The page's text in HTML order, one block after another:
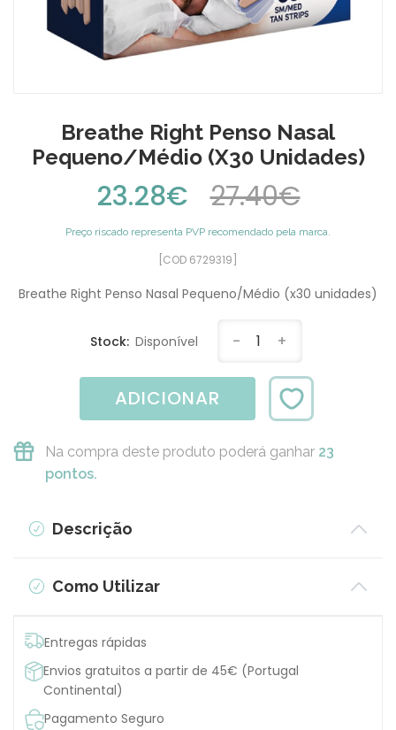
Breathe Right Penso Nasal
Pequeno/Médio (x30 Unidades)
23.28€ 27.40€
Preço riscado representa PVP recomendado pela marca.
[COD 6729319]
Breathe Right Penso Nasal Pequeno/Médio (x30 unidades)
Stock: Disponível - 1 +
ADICIONAR
Na compra deste produto poderá ganhar 23
pontos.
Descrição
Como Utilizar
Entregas rápidas
Envios gratuitos a partir de 45€ (Portugal
Continental)
Pagamento Seguro